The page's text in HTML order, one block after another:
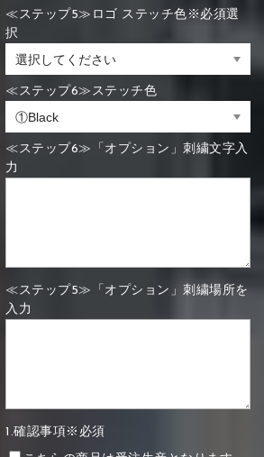
≪ステップ5≫ロゴ ステッチ色※必須選
択
≪ステップ6≫ステッチ色
≪ステップ6≫「オプション」刺繍文字入
力
≪ステップ5≫「オプション」刺繍場所を
入力
1.確認事項※必須